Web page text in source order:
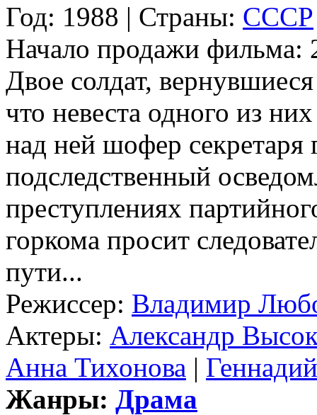
Год: 1988 | Страны: СССР
Начало продажи фильма:
Двое солдат,
что невеста одного из
над ней шофер секретаря
подследственный
преступлениях
горкома просит
пути...
Режиссер: Владимир
Актеры: Александр
Анна Тихонова |
Жанры: Драма